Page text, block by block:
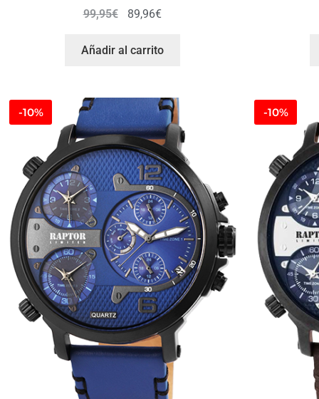
99,95€ 89,96€
Añadir al carrito
-10% -10%